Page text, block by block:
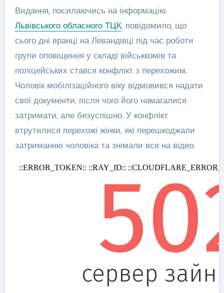
Видання, посилаючись на інформацію
Львівського обласного ТЦК, повідомило, що
сього дні вранці на Левандівці під час роботи
групи оповіщення у складі військкомів та
поліцейських стався конфлікт з перехожим.
Чоловік мобілізаційного віку відмовився надати
свої документи, після чого його намагалися
затримати, але безуспішно. У конфлікт
втрутилися перехожі жінки, які перешкоджали
затриманню чоловіка та знімали все на відео.